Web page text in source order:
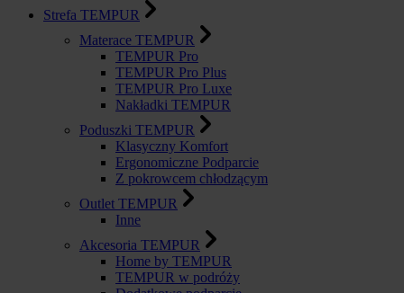
Strefa TEMPUR
Materace TEMPUR
TEMPUR Pro
TEMPUR Pro Plus
TEMPUR Pro Luxe
Nakładki TEMPUR
Poduszki TEMPUR
Klasyczny Komfort
Ergonomiczne Podparcie
Z pokrowcem chłodzącym
Outlet TEMPUR
Inne
Akcesoria TEMPUR
Home by TEMPUR
TEMPUR w podróży